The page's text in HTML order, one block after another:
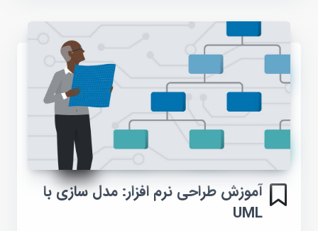
آموزش طراحی نرم افزار: مدل سازی با
UML